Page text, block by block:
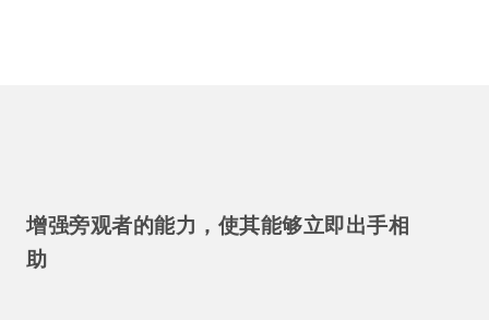
增强旁观者的能力，使其能够立即出手相
助